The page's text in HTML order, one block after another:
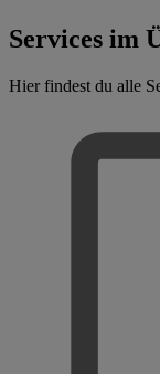
Services im
Hier findest du alle